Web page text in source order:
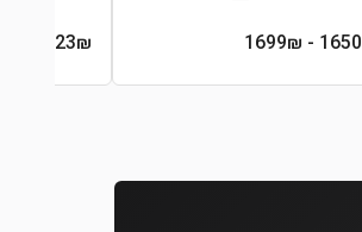
1650
- 1699₪
190.23₪